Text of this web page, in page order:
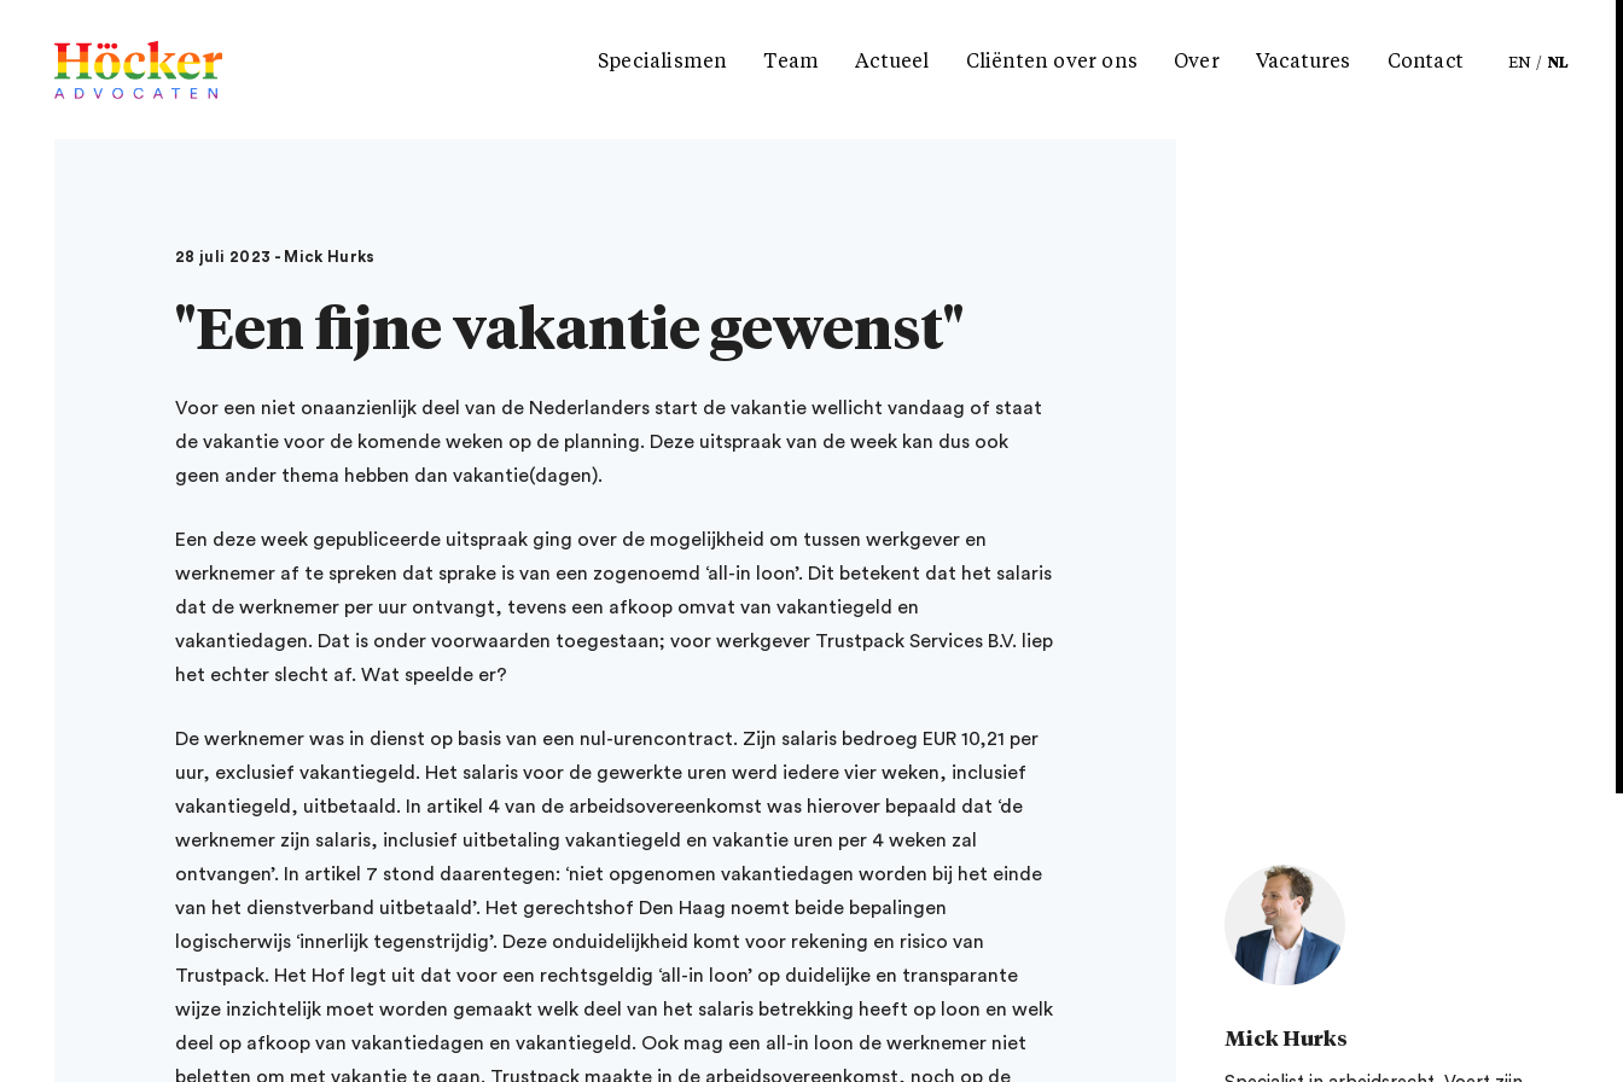
Specialismen Team Actueel Cliënten over ons Over Vacatures Contact EN / NL
28 juli 2023 - Mick Hurks
"Een fijne vakantie gewenst"
Voor een niet onaanzienlijk deel van de Nederlanders start de vakantie wellicht vandaag of staat
de vakantie voor de komende weken op de planning. Deze uitspraak van de week kan dus ook
geen ander thema hebben dan vakantie(dagen).
Een deze week gepubliceerde uitspraak ging over de mogelijkheid om tussen werkgever en
werknemer af te spreken dat sprake is van een zogenoemd ‘all-in loon’. Dit betekent dat het salaris
dat de werknemer per uur ontvangt, tevens een afkoop omvat van vakantiegeld en
vakantiedagen. Dat is onder voorwaarden toegestaan; voor werkgever Trustpack Services B.V. liep
het echter slecht af. Wat speelde er?
De werknemer was in dienst op basis van een nul-urencontract. Zijn salaris bedroeg EUR 10,21 per
uur, exclusief vakantiegeld. Het salaris voor de gewerkte uren werd iedere vier weken, inclusief
vakantiegeld, uitbetaald. In artikel 4 van de arbeidsovereenkomst was hierover bepaald dat ‘de
werknemer zijn salaris, inclusief uitbetaling vakantiegeld en vakantie uren per 4 weken zal
ontvangen’. In artikel 7 stond daarentegen: ‘niet opgenomen vakantiedagen worden bij het einde
van het dienstverband uitbetaald’. Het gerechtshof Den Haag noemt beide bepalingen
logischerwijs ‘innerlijk tegenstrijdig’. Deze onduidelijkheid komt voor rekening en risico van
Trustpack. Het Hof legt uit dat voor een rechtsgeldig ‘all-in loon’ op duidelijke en transparante
wijze inzichtelijk moet worden gemaakt welk deel van het salaris betrekking heeft op loon en welk
deel op afkoop van vakantiedagen en vakantiegeld. Ook mag een all-in loon de werknemer niet
beletten om met vakantie te gaan. Trustpack maakte in de arbeidsovereenkomst, noch op de
Mick Hurks